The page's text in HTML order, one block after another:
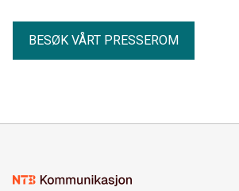
BESØK VÅRT PRESSEROM